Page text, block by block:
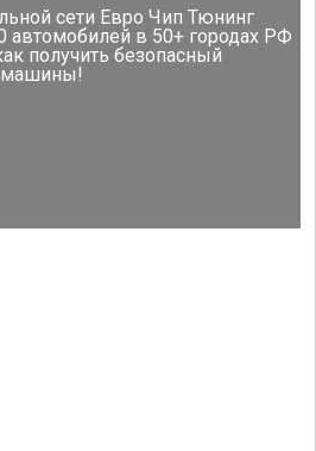
сети Евро Чип Тюнинг
автомобилей в 50+ городах РФ
получить безопасный
машины!